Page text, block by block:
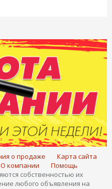
о продаже
Карта сайта
О компании
Помощь
собственностью их
любого объявления на